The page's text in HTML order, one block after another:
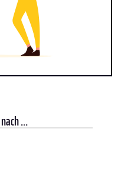
nach ...